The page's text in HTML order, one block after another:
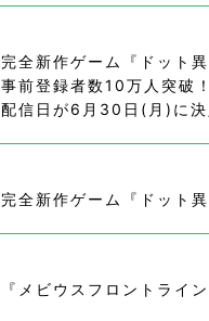
完全新作ゲーム『ドット異
事前登録者数10万人突破！
配信日が6月30日(月)に決
完全新作ゲーム『ドット
『メビウスフロントライ